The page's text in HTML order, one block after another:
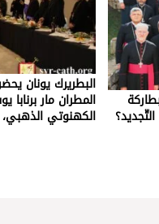
البطريرك يونان
المطران مار
الكهنوتي